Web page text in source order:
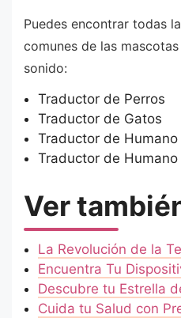
Puedes encontrar todas
comunes de las
sonido:
Traductor de Perros
Traductor de Gatos
Traductor de Humano
Traductor de Humano
Ver
La Revolución de la
Encuentra Tu
Descubre tu Estrella
Cuida tu Salud con